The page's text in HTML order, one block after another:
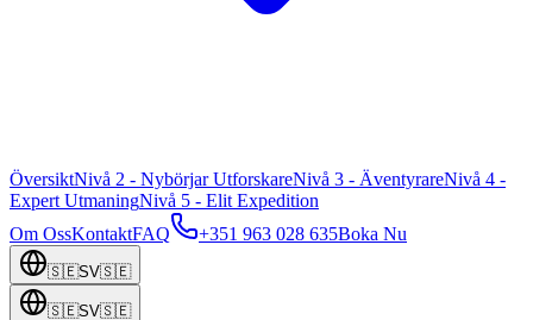
ÖversiktNivå 2 - Nybörjar UtforskareNivå 3 - ÄventyrareNivå 4 -
Expert UtmaningNivå 5 - Elit Expedition
Om OssKontaktFAQ +351 963 028 635Boka Nu
🇸🇪SV🇸🇪
🇸🇪SV🇸🇪